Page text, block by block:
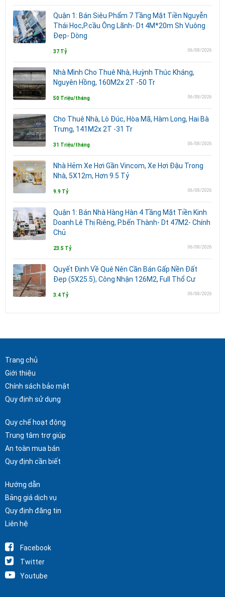
Quận 1: Bán Siêu Phẩm 7 Tầng Mặt Tiền Nguyễn
Thái Học,P.cầu Ông Lãnh- Dt 4M*20m Sh Vuông
Đẹp- Dòng
37 Tỷ 06/08/2026
Nhà Mình Cho Thuê Nhà, Huỳnh Thúc Kháng,
Nguyên Hồng, 160M2x 2T -50 Tr
50 Triệu/tháng 06/08/2026
Cho Thuê Nhà, Lò Đúc, Hòa Mã, Hàm Long, Hai Bà
Trưng, 141M2x 2T -31 Tr
31 Triệu/tháng 06/08/2026
Nhà Hẻm Xe Hơi Gần Vincom, Xe Hơi Đậu Trong
Nhà, 5X12m, Hơn 9.5 Tỷ
9.9 Tỷ 06/08/2026
Quận 1: Bán Nhà Hàng Hàn 4 Tầng Mặt Tiền Kinh
Doanh Lê Thị Riêng, P.bến Thành- Dt 47M2- Chính
Chủ
23.5 Tỷ 06/08/2026
Quyết Định Về Quê Nên Cần Bán Gấp Nền Đất
Đẹp (5X25.5), Công Nhận 126M2, Full Thổ Cư
3.4 Tỷ 06/08/2026
Trang chủ
Giới thiệu
Chính sách bảo mật
Quy định sử dụng
Quy chế hoạt động
Trung tâm trợ giúp
An toàn mua bán
Quy định cần biết
Hướng dẫn
Bảng giá dịch vụ
Quy định đăng tin
Liên hệ
Facebook
Twitter
Youtube